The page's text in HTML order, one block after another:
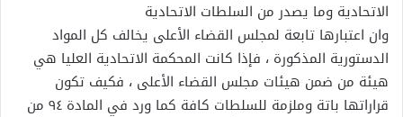
الاتحادية وما يصدر من السلطات الاتحادية
وان اعتبارها تابعة لمجلس القضاء الأعلى يخالف كل المواد
الدستورية المذكورة ، فإذا كانت المحكمة الاتحادية العليا هي
هيئة من ضمن هيئات مجلس القضاء الأعلى ، فكيف تكون
قراراتها باتة وملزمة للسلطات كافة كما ورد في المادة ٩٤ من